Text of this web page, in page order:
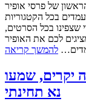
של פרסי אופיר
בכל הקטגוריות
שצפינו בכל הסרטים,
לכם את האופיר
להמשך קריאה
אקדמיה יקרים, שמעו
נא תחינתי